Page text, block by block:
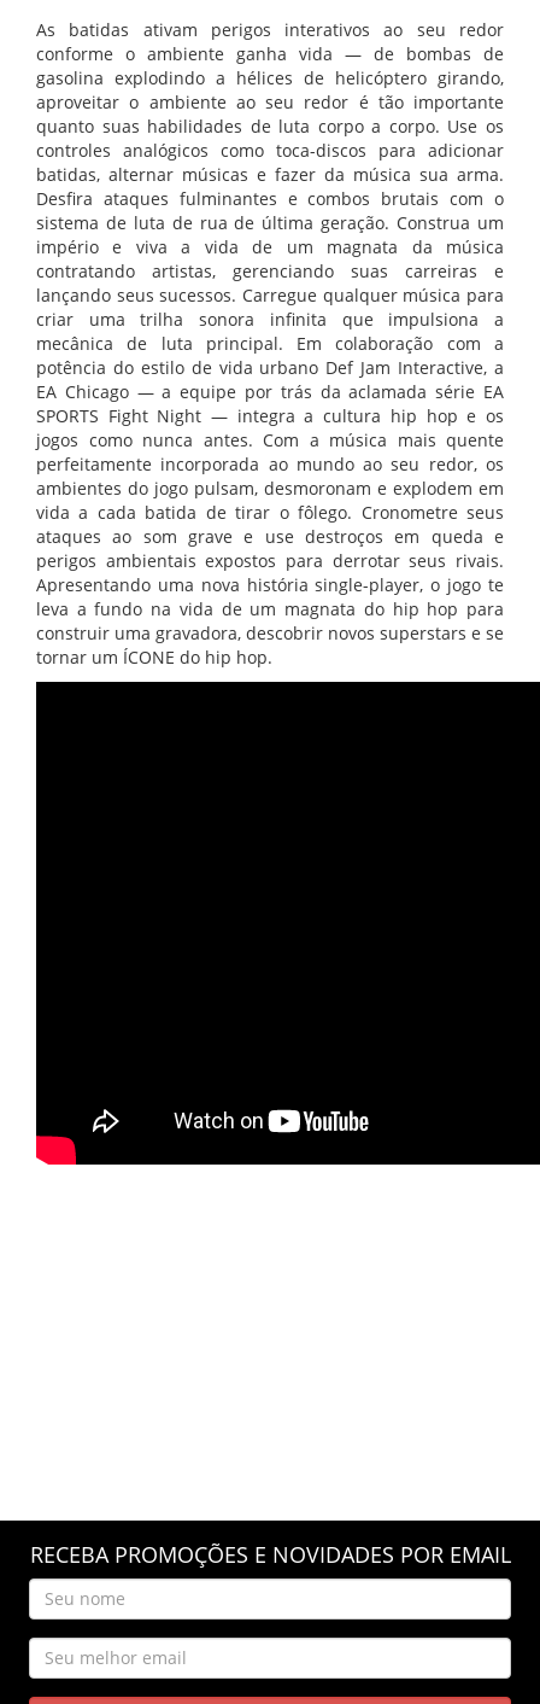
As batidas ativam perigos interativos ao seu redor
conforme o ambiente ganha vida — de bombas de
gasolina explodindo a hélices de helicóptero girando,
aproveitar o ambiente ao seu redor é tão importante
quanto suas habilidades de luta corpo a corpo. Use os
controles analógicos como toca-discos para adicionar
batidas, alternar músicas e fazer da música sua arma.
Desfira ataques fulminantes e combos brutais com o
sistema de luta de rua de última geração. Construa um
império e viva a vida de um magnata da música
contratando artistas, gerenciando suas carreiras e
lançando seus sucessos. Carregue qualquer música para
criar uma trilha sonora infinita que impulsiona a
mecânica de luta principal. Em colaboração com a
potência do estilo de vida urbano Def Jam Interactive, a
EA Chicago — a equipe por trás da aclamada série EA
SPORTS Fight Night — integra a cultura hip hop e os
jogos como nunca antes. Com a música mais quente
perfeitamente incorporada ao mundo ao seu redor, os
ambientes do jogo pulsam, desmoronam e explodem em
vida a cada batida de tirar o fôlego. Cronometre seus
ataques ao som grave e use destroços em queda e
perigos ambientais expostos para derrotar seus rivais.
Apresentando uma nova história single-player, o jogo te
leva a fundo na vida de um magnata do hip hop para
construir uma gravadora, descobrir novos superstars e se
tornar um ÍCONE do hip hop.
RECEBA PROMOÇÕES E NOVIDADES POR EMAIL